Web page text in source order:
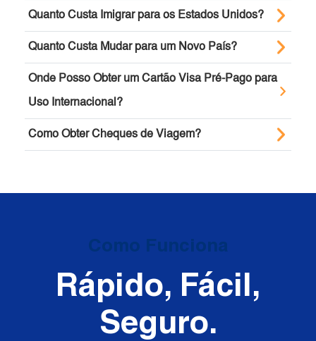
Quanto Custa Imigrar para os Estados Unidos?
Quanto Custa Mudar para um Novo País?
Onde Posso Obter um Cartão Visa Pré-Pago para
Uso Internacional?
Como Obter Cheques de Viagem?
Como Funciona
Rápido, Fácil,
Seguro.